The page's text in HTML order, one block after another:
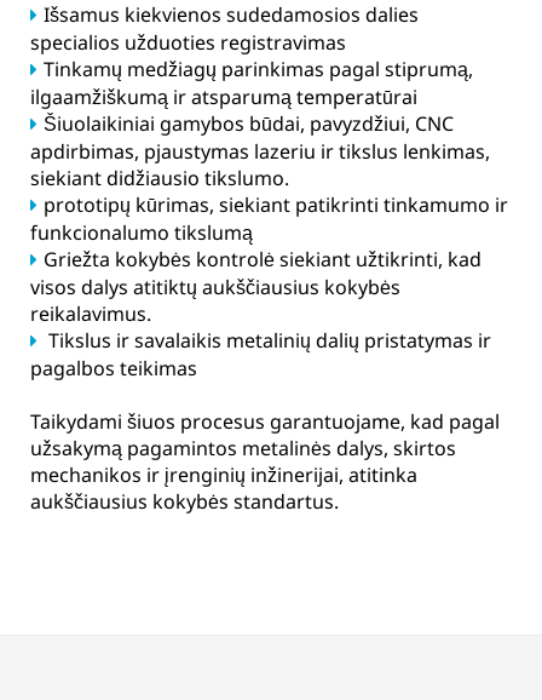
Išsamus kiekvienos sudedamosios dalies
specialios užduoties registravimas
Tinkamų medžiagų parinkimas pagal stiprumą,
ilgaamžiškumą ir atsparumą temperatūrai
Šiuolaikiniai gamybos būdai, pavyzdžiui, CNC
apdirbimas, pjaustymas lazeriu ir tikslus lenkimas,
siekiant didžiausio tikslumo.
prototipų kūrimas, siekiant patikrinti tinkamumo ir
funkcionalumo tikslumą
Griežta kokybės kontrolė siekiant užtikrinti, kad
visos dalys atitiktų aukščiausius kokybės
reikalavimus.
Tikslus ir savalaikis metalinių dalių pristatymas ir
pagalbos teikimas
Taikydami šiuos procesus garantuojame, kad pagal
užsakymą pagamintos metalinės dalys, skirtos
mechanikos ir įrenginių inžinerijai, atitinka
aukščiausius kokybės standartus.